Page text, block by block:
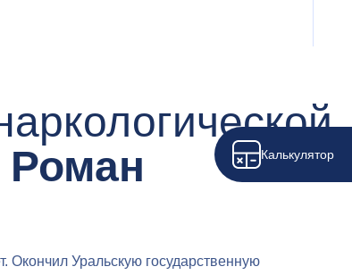
Калькулятор
Роман
Окончил Уральскую государственную